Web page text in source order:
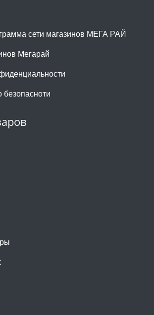
сети магазинов МЕГА РАЙ
Мегарай
безопасноти